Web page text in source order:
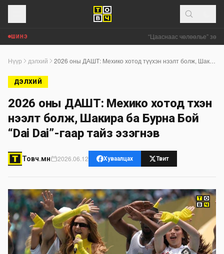
ШИНЭ “Цааснаас чөлөөлье”
Нүүр дэлхий
ДЭЛХИЙ
2026 оны ДАШТ: Мехико хотод түүхэн
нээлт болж, Шакира ба Бурна Бой
“Dai Dai”-гаар тайз эзэгнэв
Товч.мн 2026.06.12 Хуваалцах Твит